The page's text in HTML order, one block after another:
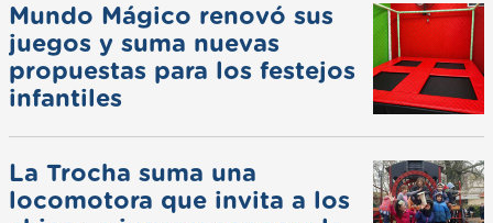
Mundo Mágico renovó sus
juegos y suma nuevas
propuestas para los festejos
infantiles
La Trocha suma una
locomotora que invita a los